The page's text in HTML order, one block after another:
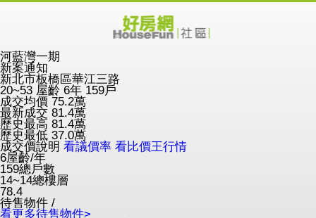
河藍灣一期
新案通知
新北市板橋區華江三路
20~53 屋齡 6年 159戶
成交均價 75.2萬
最新成交 81.4萬
歷史最高 81.4萬
歷史最低 37.0萬
成交價說明 看議價率 看比價王行情
6屋齡/年
159總戶數
14~14總樓層
78.4
待售物件 /
看更多待售物件>